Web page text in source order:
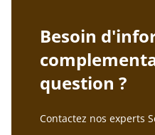
Besoin
question ?
Contactez nos experts